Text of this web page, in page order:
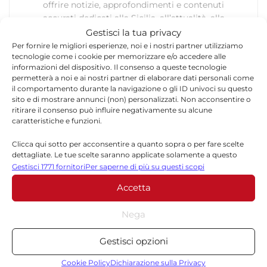
Gestisci la tua privacy
Per fornire le migliori esperienze, noi e i nostri partner utilizziamo
tecnologie come i cookie per memorizzare e/o accedere alle
informazioni del dispositivo. Il consenso a queste tecnologie
permetterà a noi e ai nostri partner di elaborare dati personali come
il comportamento durante la navigazione o gli ID univoci su questo
sito e di mostrare annunci (non) personalizzati. Non acconsentire o
ritirare il consenso può influire negativamente su alcune
caratteristiche e funzioni.
Clicca qui sotto per acconsentire a quanto sopra o per fare scelte
dettagliate. Le tue scelte saranno applicate solamente a questo
sito. È possibile modificare le impostazioni in qualsiasi momento,
compreso il ritiro del consenso, utilizzando i pulsanti della Cookie
Policy o cliccando sul pulsante di gestione del consenso nella parte
inferiore dello schermo.
Statistiche
Archiviare informazioni su dispositivo e/o accedervi, Misurare le
prestazioni degli annunci, Misurare le prestazioni dei contenuti,
Gestisci 1771 fornitoriPer saperne di più su questi scopi
Accetta
Nega
Gestisci opzioni
Cookie PolicyDichiarazione sulla Privacy
offrire notizie, approfondimenti e contenuti
accurati dedicati alla Sicilia, all’attualità, alla
politica, alla cronaca, alla cultura e allo sport. Un
team dinamico e indipendente che garantisce
qualità, tempestività e affidabilità.
Lascia un commento
Il tuo indirizzo email non sarà pubblicato.
obbligatori sono contrassegnati*